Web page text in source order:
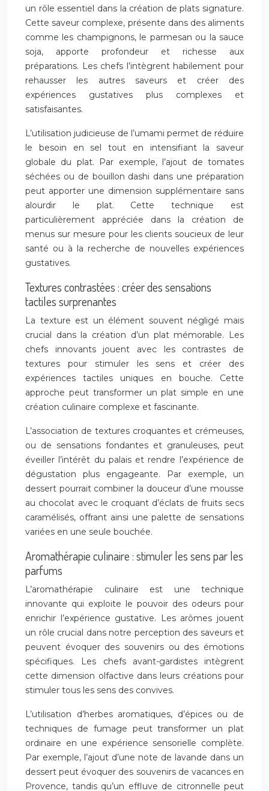
un rôle essentiel dans la création de plats signature.
Cette saveur complexe, présente dans des aliments
comme les champignons, le parmesan ou la sauce
soja, apporte profondeur et richesse aux
préparations. Les chefs l’intègrent habilement pour
rehausser les autres saveurs et créer des
expériences gustatives plus complexes et
satisfaisantes.
L’utilisation judicieuse de l’umami permet de réduire
le besoin en sel tout en intensifiant la saveur
globale du plat. Par exemple, l’ajout de tomates
séchées ou de bouillon dashi dans une préparation
peut apporter une dimension supplémentaire sans
alourdir le plat. Cette technique est
particulièrement appréciée dans la création de
menus sur mesure pour les clients soucieux de leur
santé ou à la recherche de nouvelles expériences
gustatives.
Textures contrastées : créer des sensations
tactiles surprenantes
La texture est un élément souvent négligé mais
crucial dans la création d’un plat mémorable. Les
chefs innovants jouent avec les contrastes de
textures pour stimuler les sens et créer des
expériences tactiles uniques en bouche. Cette
approche peut transformer un plat simple en une
création culinaire complexe et fascinante.
L’association de textures croquantes et crémeuses,
ou de sensations fondantes et granuleuses, peut
éveiller l’intérêt du palais et rendre l’expérience de
dégustation plus engageante. Par exemple, un
dessert pourrait combiner la douceur d’une mousse
au chocolat avec le croquant d’éclats de fruits secs
caramélisés, offrant ainsi une palette de sensations
variées en une seule bouchée.
Aromathérapie culinaire : stimuler les sens par les
parfums
L’aromathérapie culinaire est une technique
innovante qui exploite le pouvoir des odeurs pour
enrichir l’expérience gustative. Les arômes jouent
un rôle crucial dans notre perception des saveurs et
peuvent évoquer des souvenirs ou des émotions
spécifiques. Les chefs avant-gardistes intègrent
cette dimension olfactive dans leurs créations pour
stimuler tous les sens des convives.
L’utilisation d’herbes aromatiques, d’épices ou de
techniques de fumage peut transformer un plat
ordinaire en une expérience sensorielle complète.
Par exemple, l’ajout d’une note de lavande dans un
dessert peut évoquer des souvenirs de vacances en
Provence, tandis qu’un effluve de citronnelle peut